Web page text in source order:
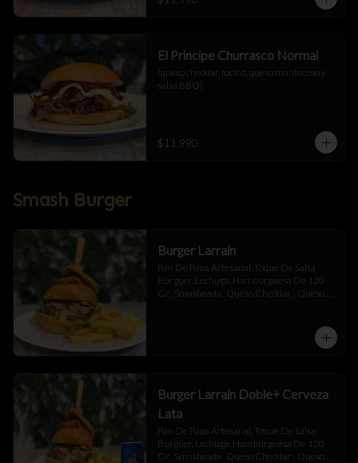
El Principe Churrasco Normal
(queso cheddar, tocino, queso mantecoso y
salsa BBQ)
$11.990
Smash Burger
Burger Larraín
Pan De Papa Artesanal, Toque De Salsa
Búrguer, Lechuga, Hamburguesa De 120
Gr , Smasheada , Queso Cheddar ,  Queso
Burger Larraín Doble+ Cerveza
Lata
Pan De Papa Artesanal, Toque De Salsa
Búrguer, Lechuga, Hamburguesa De 120
Gr , Smasheada , Queso Cheddar ,  Queso